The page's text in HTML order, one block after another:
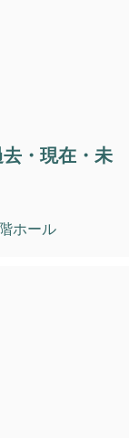
・現在・未
ホール